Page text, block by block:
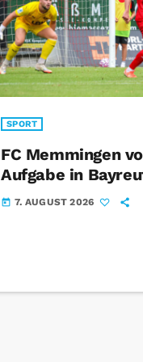
SPORT
FC Memmingen
Aufgabe in
today 7. AUGUST 2026